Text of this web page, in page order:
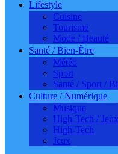
Lifestyle
Cuisine
Tourisme
Mode / Beauté
Santé / Bien-Être
Météo
Sport
Santé / Sport /
Culture / Numérique
Musique
High-Tech /
High-Tech
Jeux